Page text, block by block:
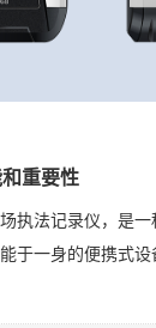
重要性
执法记录仪，是
于一身的便携式
。市面上执法记